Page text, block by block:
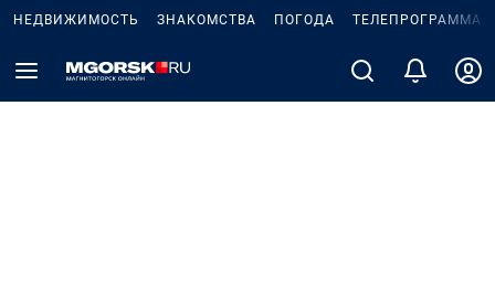
НЕДВИЖИМОСТЬ ЗНАКОМСТВА ПОГОДА ТЕЛЕПРОГРАММА